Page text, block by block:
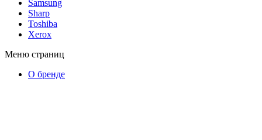
Samsung
Sharp
Toshiba
Xerox
Меню страниц
О бренде